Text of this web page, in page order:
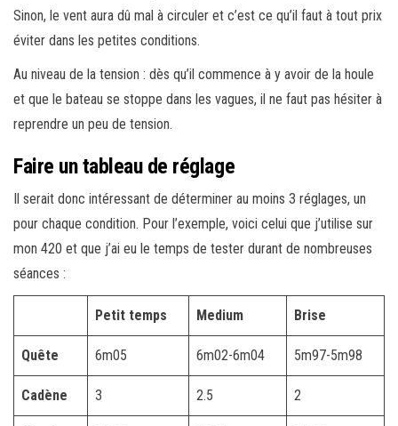
Sinon, le vent aura dû mal à circuler et c’est ce qu’il faut à tout prix
éviter dans les petites conditions.
Au niveau de la tension : dès qu’il commence à y avoir de la houle
et que le bateau se stoppe dans les vagues, il ne faut pas hésiter à
reprendre un peu de tension.
Faire un tableau de réglage
Il serait donc intéressant de déterminer au moins 3 réglages, un
pour chaque condition. Pour l’exemple, voici celui que j’utilise sur
mon 420 et que j’ai eu le temps de tester durant de nombreuses
séances :
Petit temps Medium Brise
Quête 6m05 6m02-6m04 5m97-5m98
Cadène 3 2.5 2